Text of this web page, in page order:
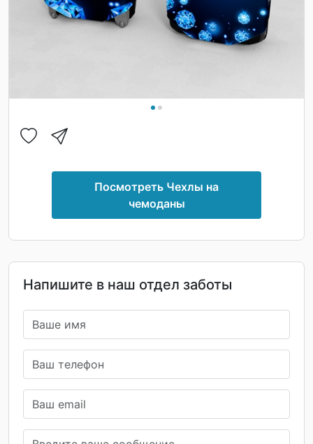
Посмотреть Чехлы на
чемоданы
Напишите в наш отдел заботы